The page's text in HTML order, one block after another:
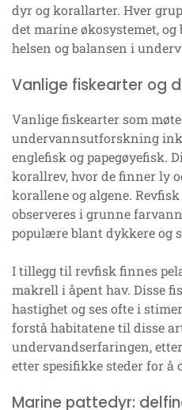
dyr og korallarter. Hver
det marine økosystemet,
helsen og balansen i
Vanlige fiskearter og
Vanlige fiskearter som
undervannsutforskning
englefisk og papegøyefisk.
korallrev, hvor de finner ly
korallene og algene.
observeres i grunne
populære blant dykkere og
I tillegg til revfisk finnes
makrell i åpent hav. Disse
hastighet og ses ofte i
forstå habitatene til disse
undervandserfaringen,
etter spesifikke steder for å
Marine pattedyr: